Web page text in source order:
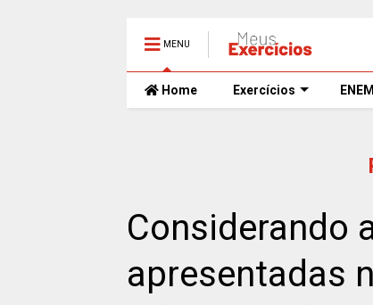
MENU
Home Exercícios ENEM
Considerando
apresentadas